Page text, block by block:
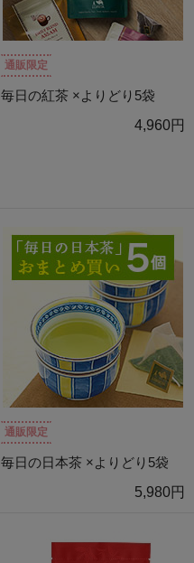
通販限定
毎日の紅茶 ×よりどり5袋
4,960円
通販限定
毎日の日本茶 ×よりどり5袋
5,980円